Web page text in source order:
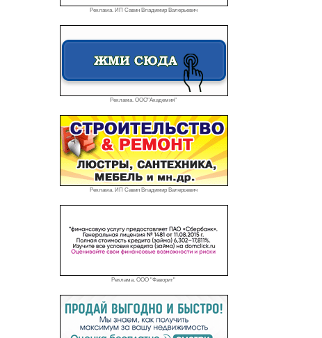
Реклама. ИП Савин Владимир Валерьевич
Реклама. ООО"Академия"
Реклама. ИП Савин Владимир Валерьевич
Реклама. ООО "Фаворит"